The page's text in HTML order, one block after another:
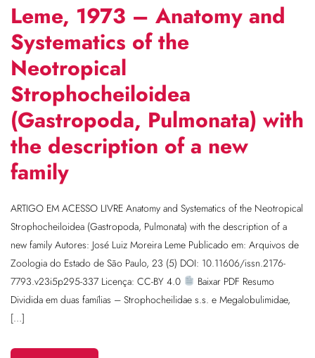
Leme, 1973 – Anatomy and
Systematics of the
Neotropical
Strophocheiloidea
(Gastropoda, Pulmonata) with
the description of a new
family
ARTIGO EM ACESSO LIVRE Anatomy and Systematics of the Neotropical
Strophocheiloidea (Gastropoda, Pulmonata) with the description of a
new family Autores: José Luiz Moreira Leme Publicado em: Arquivos de
Zoologia do Estado de São Paulo, 23 (5) DOI: 10.11606/issn.2176-
7793.v23i5p295-337 Licença: CC-BY 4.0
Baixar PDF Resumo
Dividida em duas famílias – Strophocheilidae s.s. e Megalobulimidae,
[…]